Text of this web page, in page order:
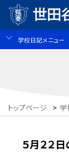
学校日記メニュー
トップページ > 学
５月２２